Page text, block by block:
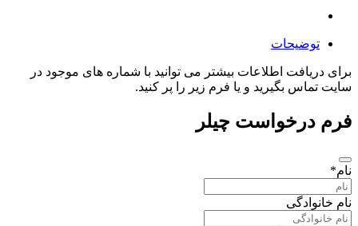
اطلاعات بیشتر می توانید با شماره های موجود در
بگیرید و یا فرم زیر را پر کنید.
چیلر